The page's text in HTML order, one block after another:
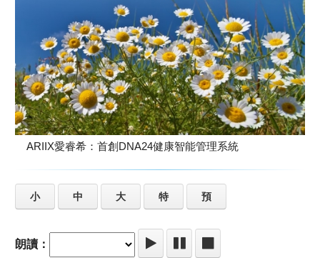
ARIIX愛睿希：首創DNA24健康智能管理系統
小 中 大 特 預
朗讀：